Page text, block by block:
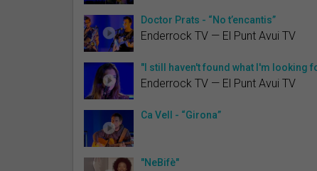
Doctor Prats - “No t’encantis”
Enderrock TV — El Punt Avui TV
"I still haven't found what I'm looking
Enderrock TV — El Punt Avui TV
Ca Vell - “Girona”
"NeBifè"